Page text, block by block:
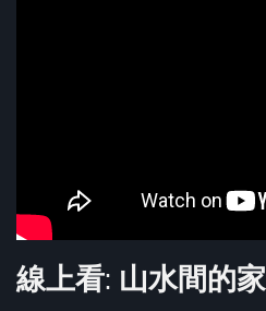
線上看: 山水間的家